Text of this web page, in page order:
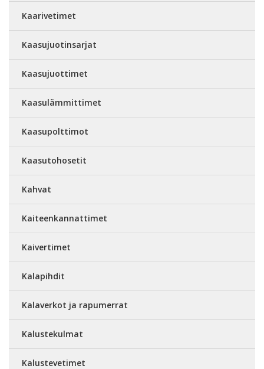
Kaarivetimet
Kaasujuotinsarjat
Kaasujuottimet
Kaasulämmittimet
Kaasupolttimot
Kaasutohosetit
Kahvat
Kaiteenkannattimet
Kaivertimet
Kalapihdit
Kalaverkot ja rapumerrat
Kalustekulmat
Kalustevetimet